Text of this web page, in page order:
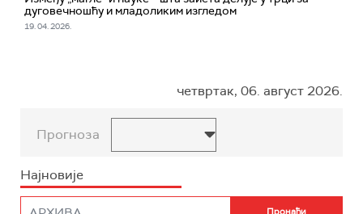
дуговечношћу и младоликим изгледом
19. 04. 2026.
четвртак, 06. август 2026.
Прогноза
Најновије